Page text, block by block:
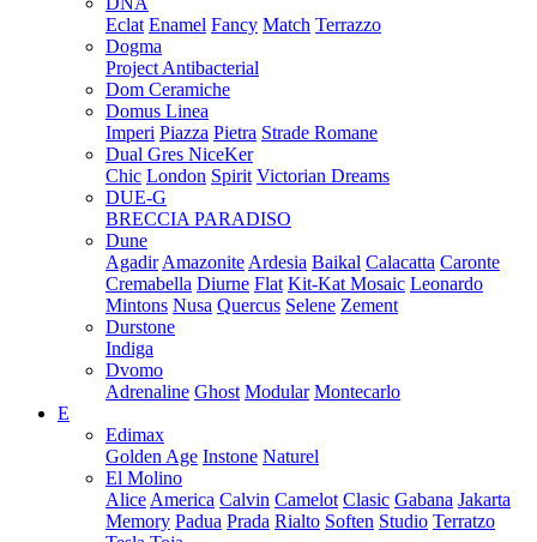
Eclat Enamel Fancy Match Terrazzo
Dogma
Project Antibacterial
Dom Ceramiche
Domus Linea
Imperi Piazza Pietra Strade Romane
Dual Gres NiceKer
Chic London Spirit Victorian Dreams
DUE-G
BRECCIA PARADISO
Dune
Agadir Amazonite Ardesia Baikal Calacatta Caronte
Cremabella Diurne Flat Kit-Kat Mosaic Leonardo
Mintons Nusa Quercus Selene Zement
Durstone
Indiga
Dvomo
Adrenaline Ghost Modular Montecarlo
E
Edimax
Golden Age Instone Naturel
El Molino
Alice America Calvin Camelot Clasic Gabana Jakarta
Memory Padua Prada Rialto Soften Studio Terratzo